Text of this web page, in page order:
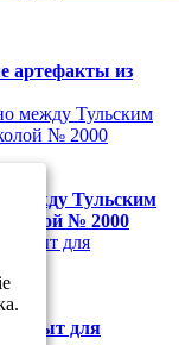
артефакты из
между Тульским
№ 2000
для